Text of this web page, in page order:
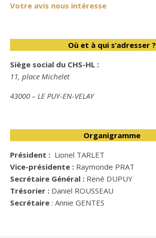
Votre avis nous intéresse
Où et à qui s’adresser ?
Siège social du CHS-HL :
11, place Michelet
43000 – LE PUY-EN-VELAY
Organigramme
Président : Lionel TARLET
Vice-présidente : Raymonde PRAT
Secrétaire Général : René DUPUY
Trésorier : Daniel ROUSSEAU
Secrétaire : Annie GENTES